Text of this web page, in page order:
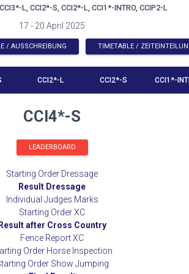
L, CCI2*-S, CCI2*-L, CCI1*-INTRO, CCIP2-L
17 - 20 April 2025
/ AUSSCHREIBUNG TIMETABLE /
CCI2*-L CCI2*-S CCI1*-
CCI4*-S
LEADERBOARD
Starting Order Dressage
Result Dressage
Individual Judges Marks
Starting Order XC
Result after Cross Country
Fence Report XC
Order Horse Inspection
Order Show Jumping